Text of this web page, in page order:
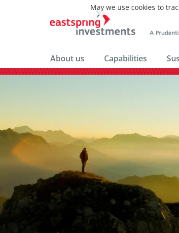
About us Capabilities
May we use cookies to